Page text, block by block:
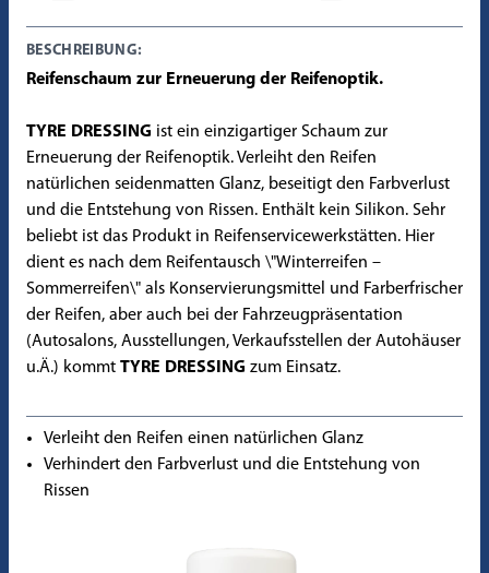
BESCHREIBUNG:
Reifenschaum zur Erneuerung der Reifenoptik.
TYRE DRESSING ist ein einzigartiger Schaum zur
Erneuerung der Reifenoptik. Verleiht den Reifen
natürlichen seidenmatten Glanz, beseitigt den Farbverlust
und die Entstehung von Rissen. Enthält kein Silikon. Sehr
beliebt ist das Produkt in Reifenservicewerkstätten. Hier
dient es nach dem Reifentausch \"Winterreifen –
Sommerreifen\" als Konservierungsmittel und Farberfrischer
der Reifen, aber auch bei der Fahrzeugpräsentation
(Autosalons, Ausstellungen, Verkaufsstellen der Autohäuser
u.Ä.) kommt TYRE DRESSING zum Einsatz.
Verleiht den Reifen einen natürlichen Glanz
Verhindert den Farbverlust und die Entstehung von
Rissen